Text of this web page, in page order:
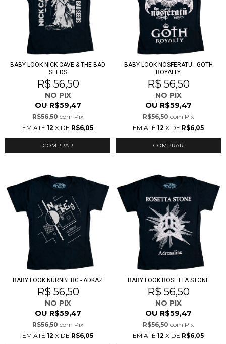
BABY LOOK NICK CAVE & THE BAD
SEEDS
R$ 56,50
NO PIX
OU R$59,47
R$56,50 com Pix
EM ATÉ 12 X DE R$6,05
COMPRAR
BABY LOOK NOSFERATU - GOTH
ROYALTY
R$ 56,50
NO PIX
OU R$59,47
R$56,50 com Pix
EM ATÉ 12 X DE R$6,05
COMPRAR
BABY LOOK NÜRNBERG - ADKAZ
R$ 56,50
NO PIX
OU R$59,47
R$56,50 com Pix
EM ATÉ 12 X DE R$6,05
BABY LOOK ROSETTA STONE
R$ 56,50
NO PIX
OU R$59,47
R$56,50 com Pix
EM ATÉ 12 X DE R$6,05